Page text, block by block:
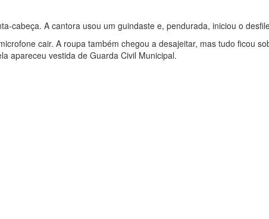
cabeça. A cantora usou um guindaste e, pendurada, iniciou o
cair. A roupa também chegou a desajeitar, mas tudo ficou
apareceu vestida de Guarda Civil Municipal.